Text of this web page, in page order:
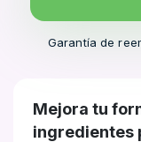
Garantía de
Mejora tu
ingredientes